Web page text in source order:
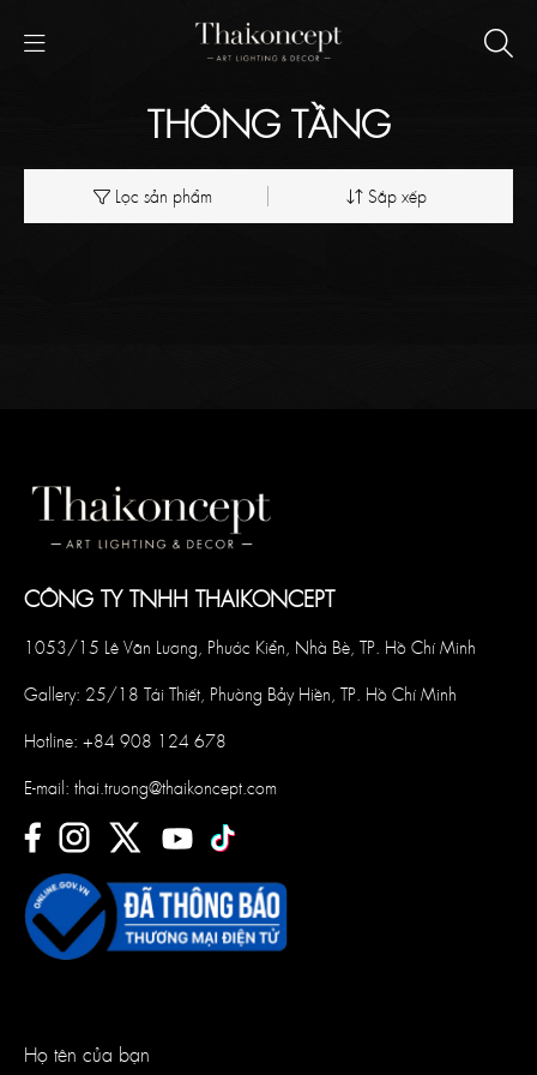
THÔNG TẦNG
Lọc sản phẩm Sắp xếp
CÔNG TY TNHH THAIKONCEPT
1053/15 Lê Văn Lương, Phước Kiển, Nhà Bè, TP. Hồ Chí Minh
Gallery: 25/18 Tái Thiết, Phường Bảy Hiền, TP. Hồ Chí Minh
Hotline: +84 908 124 678
E-mail: thai.truong@thaikoncept.com